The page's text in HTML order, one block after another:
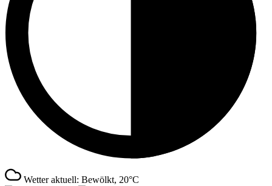
Wetter aktuell: Bewölkt, 20°C